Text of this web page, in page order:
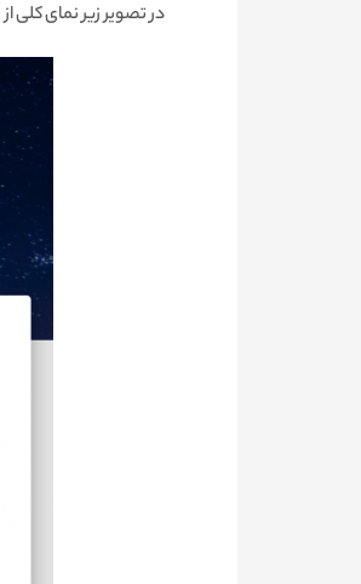
در تصویر زیر نمای کلی